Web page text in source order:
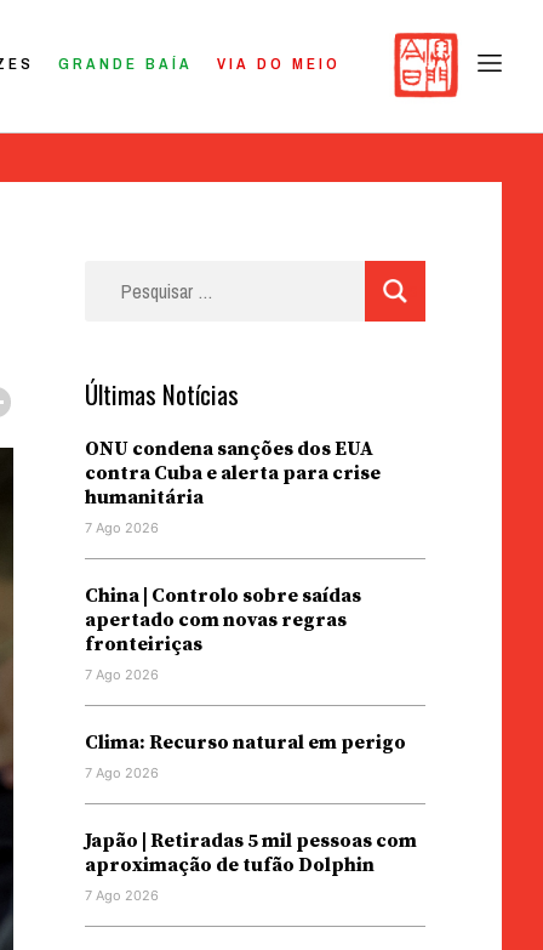
GRANDE BAÍA VIA DO MEIO
Últimas Notícias
ONU condena sanções dos EUA
contra Cuba e alerta para crise
humanitária
7 Ago 2026
China | Controlo sobre saídas
apertado com novas regras
fronteiriças
7 Ago 2026
Clima: Recurso natural em perigo
7 Ago 2026
Japão | Retiradas 5 mil pessoas com
aproximação de tufão Dolphin
7 Ago 2026